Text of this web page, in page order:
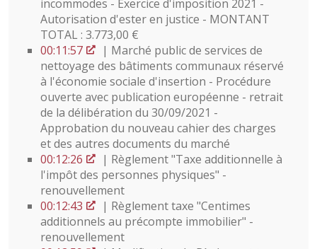
incommodes - Exercice d'imposition 2021 -
Autorisation d'ester en justice - MONTANT
TOTAL : 3.773,00 €
00:11:57
| Marché public de services de
nettoyage des bâtiments communaux réservé
à l'économie sociale d'insertion - Procédure
ouverte avec publication européenne - retrait
de la délibération du 30/09/2021 -
Approbation du nouveau cahier des charges
et des autres documents du marché
00:12:26
| Règlement "Taxe additionnelle à
l'impôt des personnes physiques" -
renouvellement
00:12:43
| Règlement taxe "Centimes
additionnels au précompte immobilier" -
renouvellement